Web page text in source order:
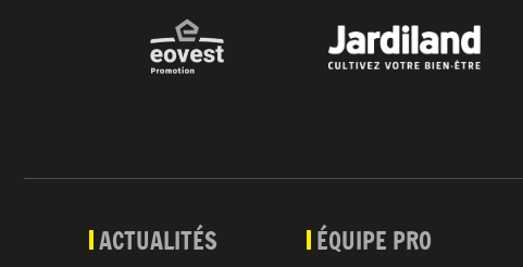
ACTUALITÉS ÉQUIPE PRO